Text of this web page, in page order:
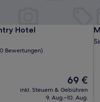
Hotel
Hotel
Bewertungen)
Der
Preis
beträgt
69 €
inkl. Steuern & Gebühren
9. Aug.–10. Aug.